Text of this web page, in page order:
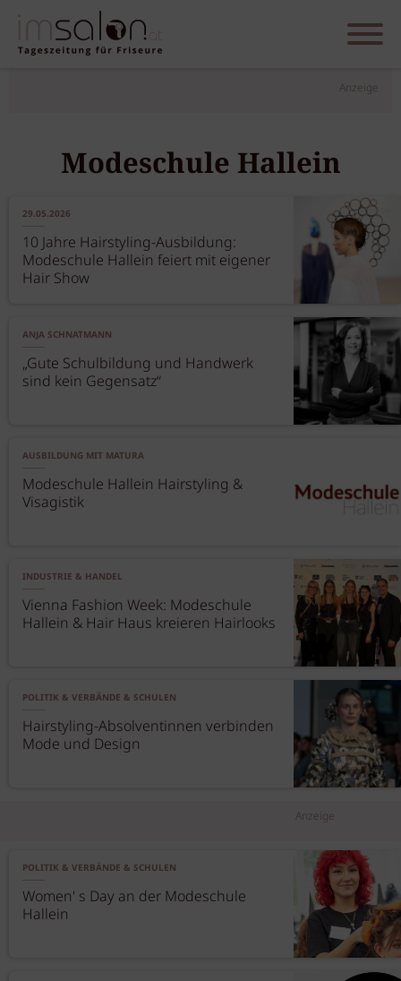
Anzeige
Modeschule Hallein
29.05.2026
10 Jahre Hairstyling-Ausbildung:
Modeschule Hallein feiert mit eigener
Hair Show
ANJA SCHNATMANN
„Gute Schulbildung und Handwerk
sind kein Gegensatz“
AUSBILDUNG MIT MATURA
Modeschule Hallein Hairstyling &
Visagistik
INDUSTRIE & HANDEL
Vienna Fashion Week: Modeschule
Hallein & Hair Haus kreieren Hairlooks
POLITIK & VERBÄNDE & SCHULEN
Hairstyling-Absolventinnen verbinden
Mode und Design
Anzeige
POLITIK & VERBÄNDE & SCHULEN
Women' s Day an der Modeschule
Hallein